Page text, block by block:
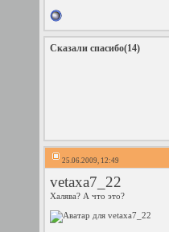
Сказали спасибо(14)
25.06.2009, 12:49
vetaxa7_22
Халява? А что это?